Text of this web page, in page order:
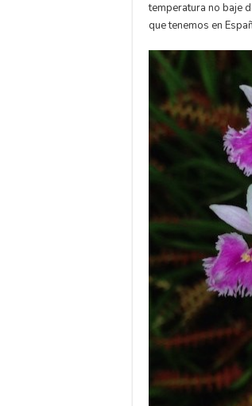
temperatura no baje
que tenemos en